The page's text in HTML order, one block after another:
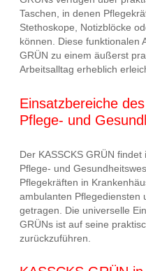
Taschen, in denen
Stethoskope, Notizblöcke
können. Diese funktionalen
GRÜN zu einem äußerst
Arbeitsalltag erheblich
Einsatzbereiche
Pflege- und
Der KASSCKS GRÜN
Pflege- und
Pflegekräften in
ambulanten Pflegediensten
getragen. Die universelle
GRÜNs ist auf seine
zurückzuführen.